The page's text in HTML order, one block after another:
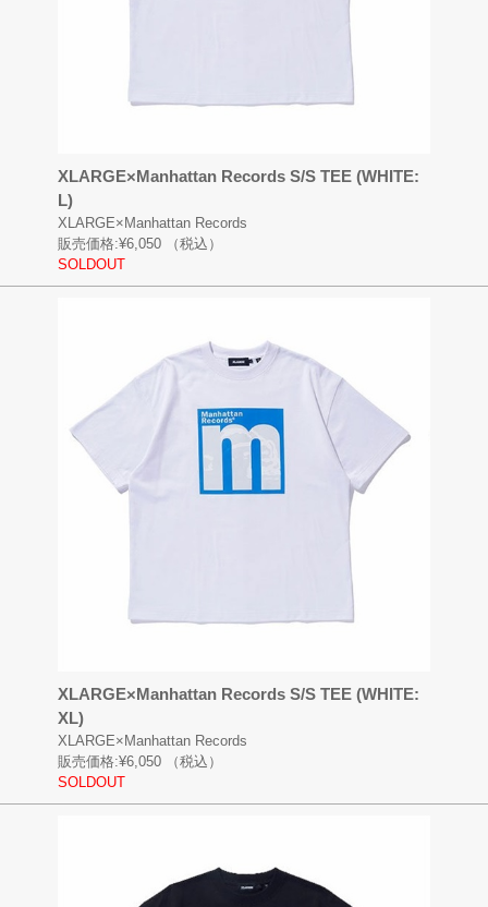
XLARGE×Manhattan Records S/S TEE (WHITE:
L)
XLARGE×Manhattan Records
販売価格:¥6,050
（税込）
SOLDOUT
XLARGE×Manhattan Records S/S TEE (WHITE:
XL)
XLARGE×Manhattan Records
販売価格:¥6,050
（税込）
SOLDOUT